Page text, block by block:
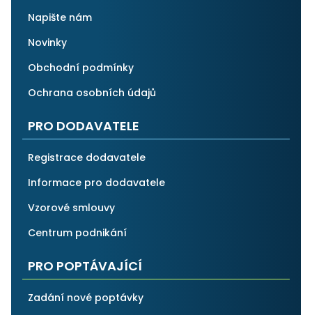
Napište nám
Novinky
Obchodní podmínky
Ochrana osobních údajů
PRO DODAVATELE
Registrace dodavatele
Informace pro dodavatele
Vzorové smlouvy
Centrum podnikání
PRO POPTÁVAJÍCÍ
Zadání nové poptávky